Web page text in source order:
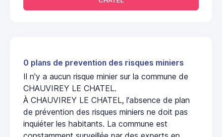
0 plans de prevention des risques miniers
Il n'y a aucun risque minier sur la commune de
CHAUVIREY LE CHATEL.
À CHAUVIREY LE CHATEL, l'absence de plan
de prévention des risques miniers ne doit pas
inquiéter les habitants. La commune est